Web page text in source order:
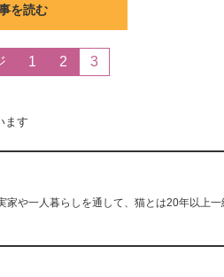
を読む
1 2 3
ます
家や一人暮らしを通して、猫とは20年以上